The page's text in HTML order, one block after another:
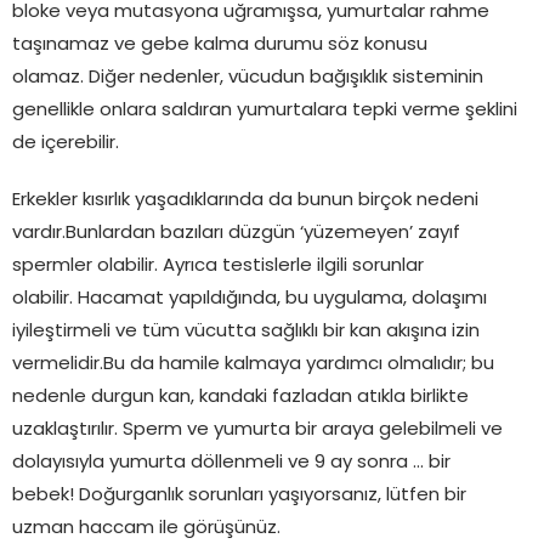
bloke veya mutasyona uğramışsa, yumurtalar rahme
taşınamaz ve gebe kalma durumu söz konusu
olamaz. Diğer nedenler, vücudun bağışıklık sisteminin
genellikle onlara saldıran yumurtalara tepki verme şeklini
de içerebilir.
Erkekler kısırlık yaşadıklarında da bunun birçok nedeni
vardır.Bunlardan bazıları düzgün ‘yüzemeyen’ zayıf
spermler olabilir. Ayrıca testislerle ilgili sorunlar
olabilir. Hacamat yapıldığında, bu uygulama, dolaşımı
iyileştirmeli ve tüm vücutta sağlıklı bir kan akışına izin
vermelidir.Bu da hamile kalmaya yardımcı olmalıdır; bu
nedenle durgun kan, kandaki fazladan atıkla birlikte
uzaklaştırılır. Sperm ve yumurta bir araya gelebilmeli ve
dolayısıyla yumurta döllenmeli ve 9 ay sonra … bir
bebek! Doğurganlık sorunları yaşıyorsanız, lütfen bir
uzman haccam ile görüşünüz.